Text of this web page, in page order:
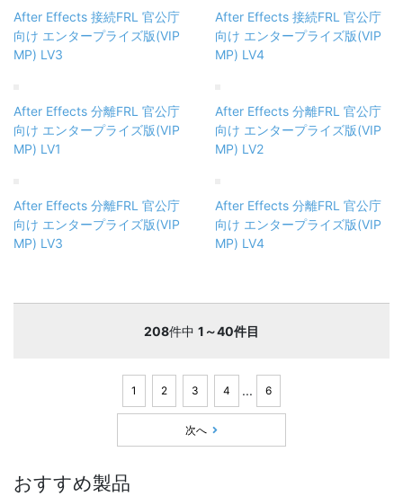
After Effects 接続FRL 官公庁
向け エンタープライズ版(VIP
MP) LV3
After Effects 接続FRL 官公庁
向け エンタープライズ版(VIP
MP) LV4
After Effects 分離FRL 官公庁
向け エンタープライズ版(VIP
MP) LV1
After Effects 分離FRL 官公庁
向け エンタープライズ版(VIP
MP) LV2
After Effects 分離FRL 官公庁
向け エンタープライズ版(VIP
MP) LV3
After Effects 分離FRL 官公庁
向け エンタープライズ版(VIP
MP) LV4
208件中 1～40件目
1 2 3 4 ... 6
次へ
おすすめ製品